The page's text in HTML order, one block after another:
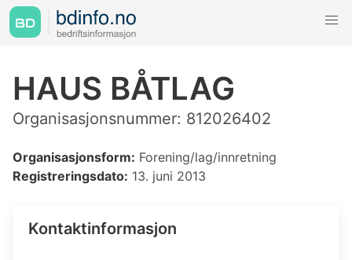
HAUS BÅTLAG
Organisasjonsnummer: 812026402
Organisasjonsform: Forening/lag/innretning
Registreringsdato: 13. juni 2013
Kontaktinformasjon